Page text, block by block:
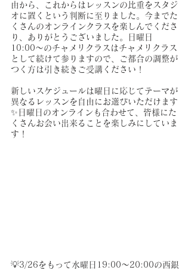
由から、これからはレッスンの比重をスタジ
オに置くという判断に至りました。今までた
くさんのオンラインクラスを楽しんでくださ
り、ありがとうございました。日曜日
10:00〜のチャメリクラスはチャメリクラス
として続けて参りますので、ご都合の調整が
つく方は引き続きご受講ください！
新しいスケジュールは曜日に応じてテーマが
異なるレッスンを自由にお選びいただけます
✨日曜日のオンラインも合わせて、皆様にた
くさんお会い出来ることを楽しみにしていま
す！
💡3/26をもって水曜日19:00〜20:00の西銀